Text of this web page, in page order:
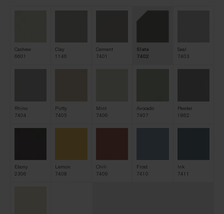
Cashew
6601
Clay
1146
Cement
7401
Slate
7402
Seal
7403
Rhino
7404
Putty
7405
Mint
7406
Avocado
7407
Pewter
1862
Ebony
2306
Lemon
7408
Chili
7409
Frost
7410
Ink
7411